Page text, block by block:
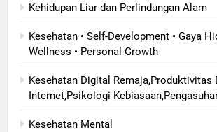
Kehidupan Liar dan Perlindungan Alam
Kesehatan • Self-Development • Gaya
Wellness • Personal Growth
Kesehatan Digital Remaja,Produktivitas
Internet,Psikologi
Kesehatan Mental